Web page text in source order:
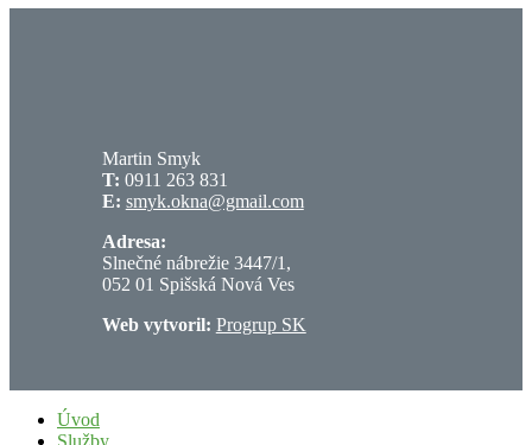
Martin Smyk
T: 0911 263 831
E: smyk.okna@gmail.com
Adresa:
Slnečné nábrežie 3447/1,
052 01 Spišská Nová Ves
Web vytvoril: Progrup SK
Úvod
Služby